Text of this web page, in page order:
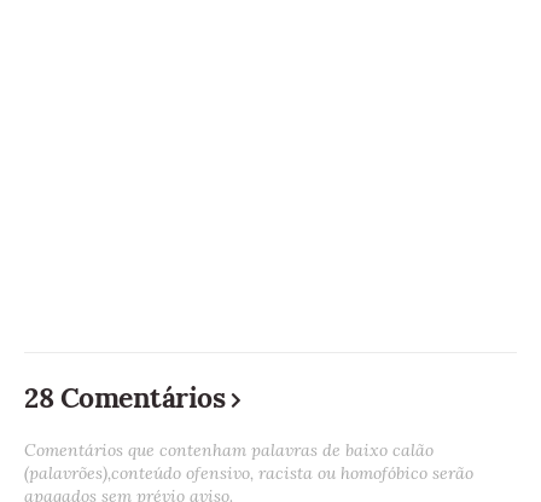
28 Comentários
Comentários que contenham palavras de baixo calão
(palavrões),conteúdo ofensivo, racista ou homofóbico serão
apagados sem prévio aviso.